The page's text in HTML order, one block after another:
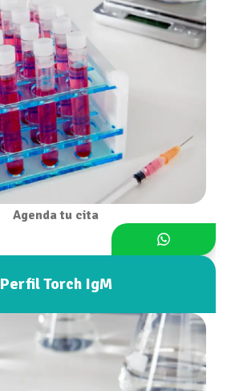
Agenda tu cita
Perfil Torch IgM